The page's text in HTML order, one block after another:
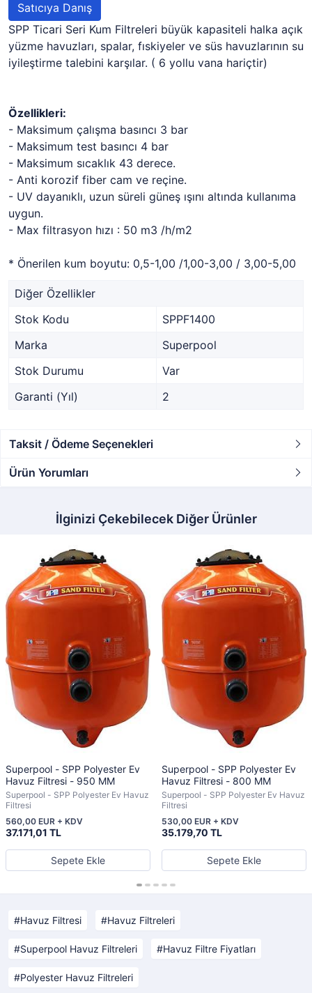
Satıcıya Danış
SPP Ticari Seri Kum Filtreleri büyük kapasiteli halka açık
yüzme havuzları, spalar, fıskiyeler ve süs havuzlarının su
iyileştirme talebini karşılar. ( 6 yollu vana hariçtir)
Özellikleri:
- Maksimum çalışma basıncı 3 bar
- Maksimum test basıncı 4 bar
- Maksimum sıcaklık 43 derece.
- Anti korozif fiber cam ve reçine.
- UV dayanıklı, uzun süreli güneş ışını altında kullanıma
uygun.
- Max filtrasyon hızı : 50 m3 /h/m2
* Önerilen kum boyutu: 0,5-1,00 /1,00-3,00 / 3,00-5,00
Diğer Özellikler
Stok Kodu
SPPF1400
Marka
Superpool
Stok Durumu
Var
Garanti (Yıl)
2
Taksit / Ödeme Seçenekleri
Ürün Yorumları
İlginizi Çekebilecek Diğer Ürünler
Superpool - SPP Polyester Ev
Havuz Filtresi - 950 MM
Superpool - SPP Polyester Ev Havuz
Filtresi
37.171,01 TL
560,00 EUR + KDV
Sepete Ekle
Superpool - SPP Polyester Ev
Havuz Filtresi - 800 MM
Superpool - SPP Polyester Ev Havuz
Filtresi
35.179,70 TL
530,00 EUR + KDV
Sepete Ekle
Havuz Filtresi Havuz Filtreleri
Superpool Havuz Filtreleri Havuz Filtre Fiyatları
Polyester Havuz Filtreleri